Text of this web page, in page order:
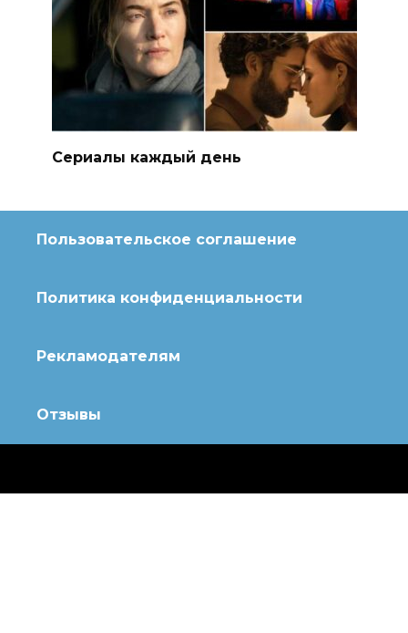
Сериалы каждый день
Пользовательское соглашение
Политика конфиденциальности
Рекламодателям
Отзывы
© 2020 Топотушки